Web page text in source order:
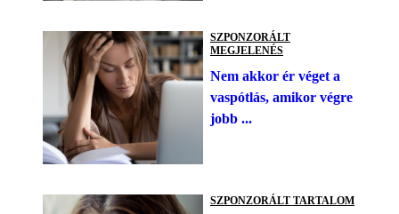
SZPONZORÁLT
MEGJELENÉS
Nem akkor ér véget a
vaspótlás, amikor végre
jobb ...
SZPONZORÁLT TARTALOM